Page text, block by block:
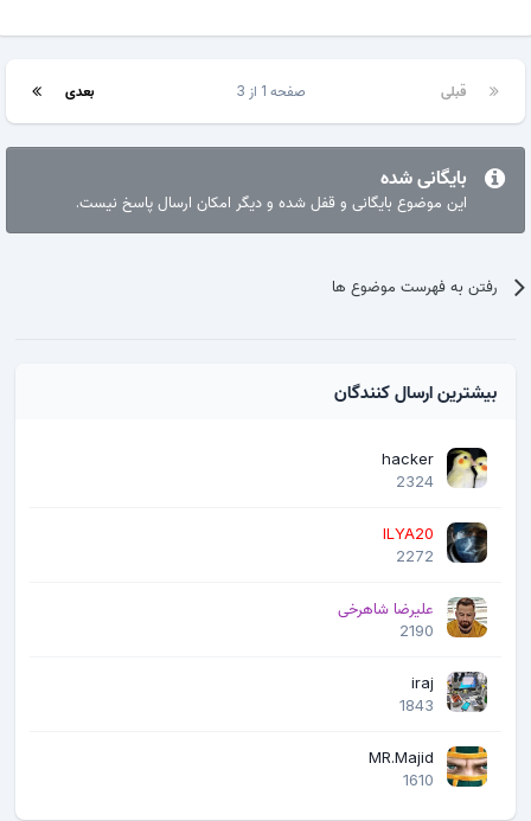
قبلی بعدی صفحه 1 از 3
بایگانی شده
این موضوع بایگانی و قفل شده و دیگر امکان ارسال پاسخ نیست.
رفتن به فهرست موضوع ها
بیشترین ارسال کنندگان
hacker
2324
ILYA20
2272
علیرضا شاهرخی
2190
iraj
1843
MR.Majid
1610